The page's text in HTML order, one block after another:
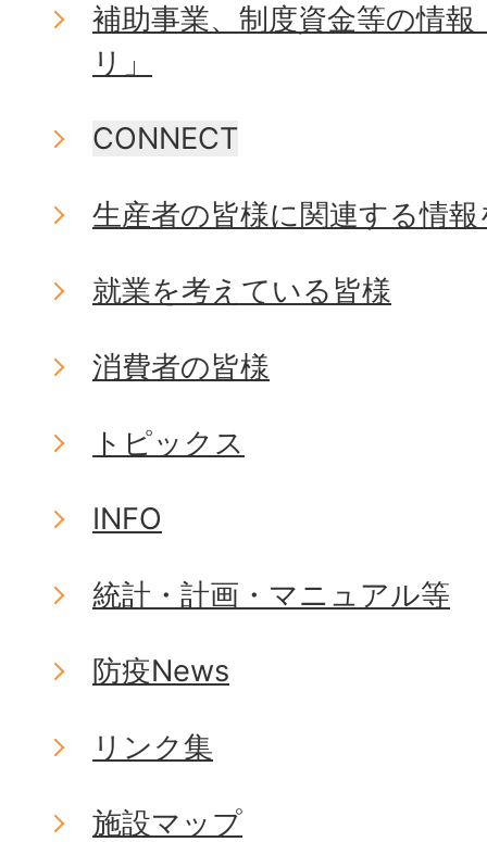
補助事業、制度資金等の情報
リ」
CONNECT
生産者の皆様に関連する情
就業を考えている皆様
消費者の皆様
トピックス
INFO
統計・計画・マニュアル等
防疫News
リンク集
施設マップ